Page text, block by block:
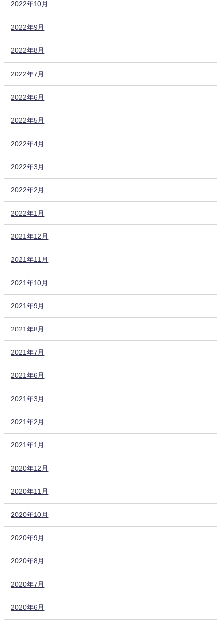
2022年10月
2022年9月
2022年8月
2022年7月
2022年6月
2022年5月
2022年4月
2022年3月
2022年2月
2022年1月
2021年12月
2021年11月
2021年10月
2021年9月
2021年8月
2021年7月
2021年6月
2021年3月
2021年2月
2021年1月
2020年12月
2020年11月
2020年10月
2020年9月
2020年8月
2020年7月
2020年6月